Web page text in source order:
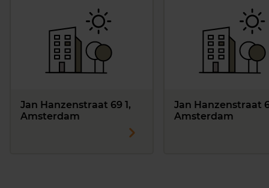
Jan Hanzenstraat 69 1,
Amsterdam
Jan Hanzenstraat
Amsterdam